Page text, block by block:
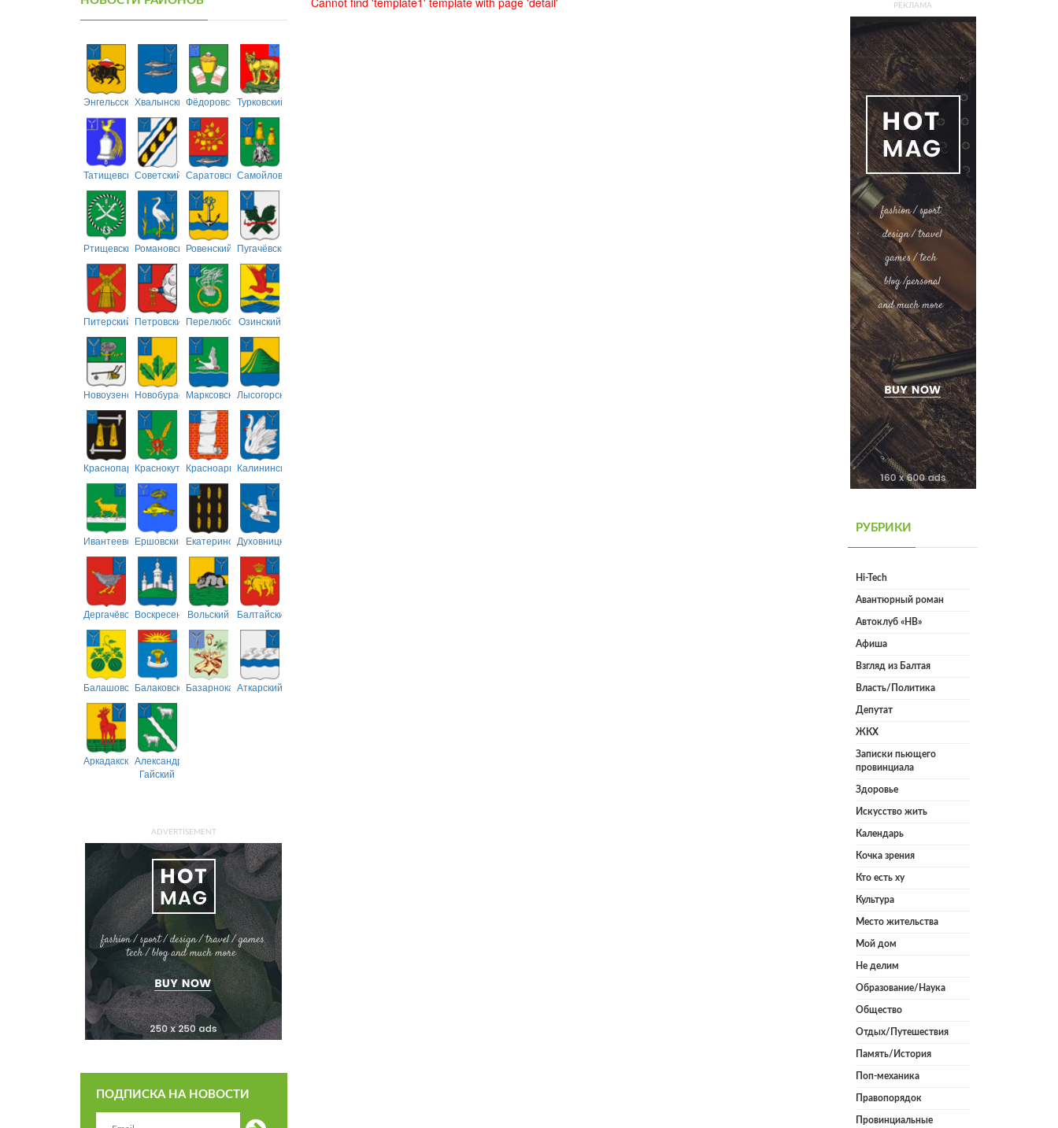
ЭнгельсскийХвалынскийФёдоровскийТурковский
ТатищевскийСоветский СаратовскийСамойловский
РтищевскийРомановскийРовенский Пугачёвский
Питерский ПетровскийПерелюбскийОзинский
НовоузенскийНовобурасскийМарксовскийЛысогорский
Краснопартизанский
КраснокутскийКрасноармейский
Калининский
ИвантеевскийЕршовский ЕкатериновскийДуховницкий
ДергачёвскийВоскресенскийВольский Балтайский
БалашовскийБалаковскийБазарнокарабулакский
Аткарский
АркадакскийАлександрово-
Гайский
ADVERTISEMENT
ПОДПИСКА НА НОВОСТИ
РЕКЛАМА
РУБРИКИ
Hi-Tech
Авантюрный роман
Автоклуб «НВ»
Афиша
Взгляд из Балтая
Власть/Политика
Депутат
ЖКХ
Записки пьющего
провинциала
Здоровье
Искусство жить
Календарь
Кочка зрения
Кто есть ху
Культура
Место жительства
Мой дом
Не делим
Образование/Наука
Общество
Отдых/Путешествия
Память/История
Поп-механика
Правопорядок
Провинциальные